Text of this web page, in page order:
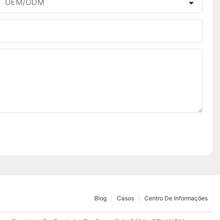
OEM/ODM
Centro De Informações
Casos
Blog